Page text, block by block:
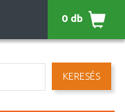
KERESÉS
0 db